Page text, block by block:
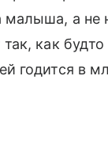
а не
как
годится в